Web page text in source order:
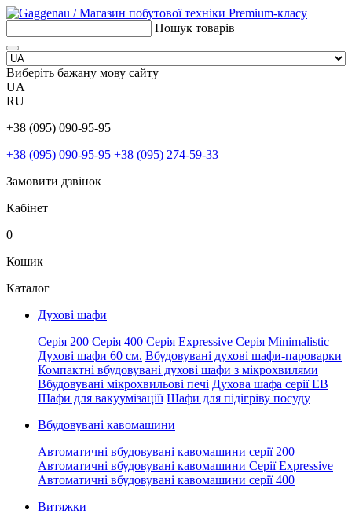
Пошук товарів
Виберіть бажану мову сайту
UA
RU
+38 (095) 090-95-95
+38 (095) 090-95-95 +38 (095) 274-59-33
Замовити дзвінок
Кабінет
0
Кошик
Каталог
Духові шафи
Серія 200 Серія 400 Серія Expressive Серія Minimalistic
Духові шафи 60 см. Вбудовувані духові шафи-пароварки
Компактні вбудовувані духові шафи з мікрохвилями
Вбудовувані мікрохвильові печі Духова шафа серії EB
Шафи для вакуумізаціїї Шафи для підігріву посуду
Вбудовувані кавомашини
Автоматичні вбудовувані кавомашини серії 200
Автоматичні вбудовувані кавомашини Серії Expressive
Автоматичні вбудовувані кавомашини серії 400
Витяжки